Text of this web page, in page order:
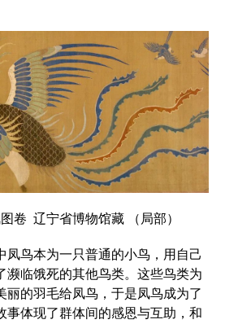
卷 辽宁省博物馆藏 （局部）
鸟本为一只普通的小鸟，用自己
濒临饿死的其他鸟类。这些鸟类为
丽的羽毛给凤鸟，于是凤鸟成为了
事体现了群体间的感恩与互助，和